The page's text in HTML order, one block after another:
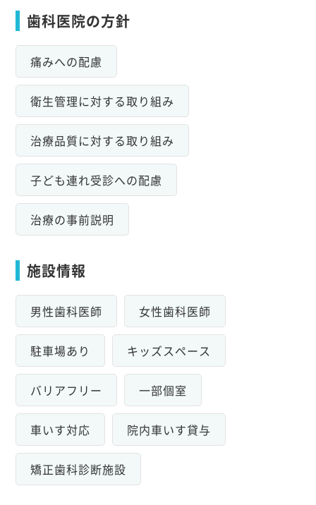
歯科医院の方針
痛みへの配慮
衛生管理に対する取り組み
治療品質に対する取り組み
子ども連れ受診への配慮
治療の事前説明
施設情報
男性歯科医師 女性歯科医師
駐車場あり キッズスペース
バリアフリー 一部個室
車いす対応 院内車いす貸与
矯正歯科診断施設